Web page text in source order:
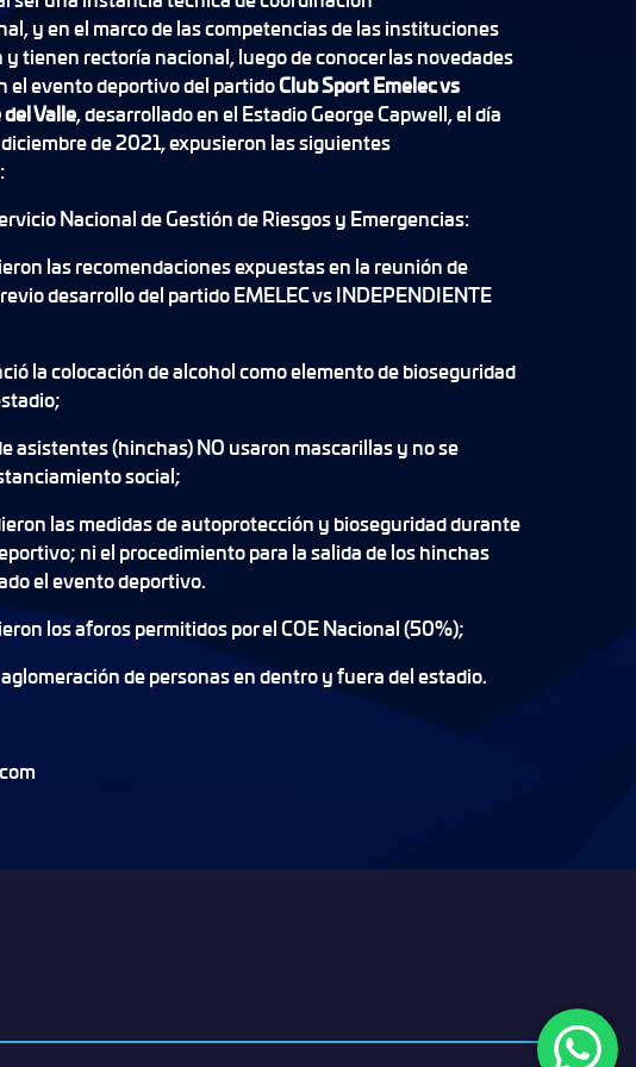
y en el marco de las competencias de las instituciones
tienen rectoría nacional, luego de conocer las novedades
el evento deportivo del partidoClub Sport Emelec vs
Valle, desarrollado en el Estadio George Capwell, el día
de 2021, expusieron las siguientes
Nacional de Gestión de Riesgos y Emergencias:
las recomendaciones expuestas en la reunión de
desarrollo del partido EMELEC vs INDEPENDIENTE
la colocación de alcohol como elemento de bioseguridad
asistentes (hinchas) NO usaron mascarillas y no se
social;
las medidas de autoprotección y bioseguridad durante
ni el procedimiento para la salida de los hinchas
el evento deportivo.
los aforos permitidos por el COE Nacional (50%);
de personas en dentro y fuera del estadio.